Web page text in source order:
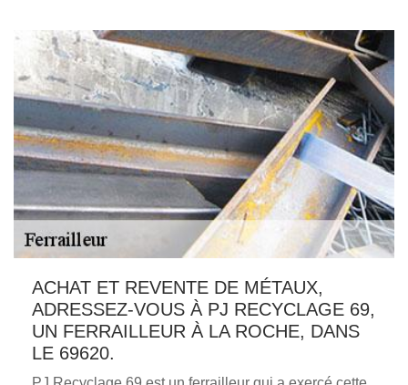
ACHAT ET REVENTE DE MÉTAUX,
ADRESSEZ-VOUS À PJ RECYCLAGE 69,
UN FERRAILLEUR À LA ROCHE, DANS
LE 69620.